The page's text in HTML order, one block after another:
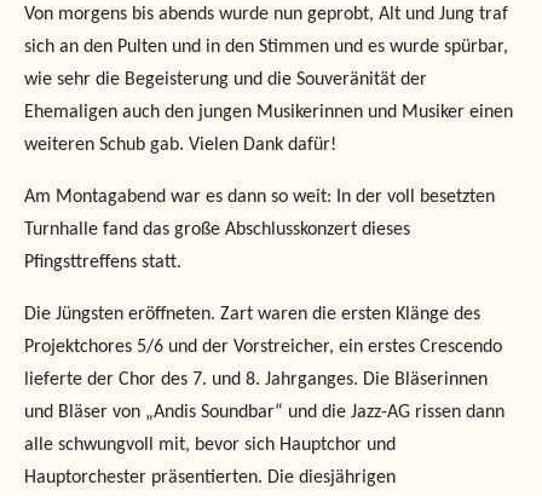
Von morgens bis abends wurde nun geprobt, Alt und Jung traf
sich an den Pulten und in den Stimmen und es wurde spürbar,
wie sehr die Begeisterung und die Souveränität der
Ehemaligen auch den jungen Musikerinnen und Musiker einen
weiteren Schub gab. Vielen Dank dafür!
Am Montagabend war es dann so weit: In der voll besetzten
Turnhalle fand das große Abschlusskonzert dieses
Pfingsttreffens statt.
Die Jüngsten eröffneten. Zart waren die ersten Klänge des
Projektchores 5/6 und der Vorstreicher, ein erstes Crescendo
lieferte der Chor des 7. und 8. Jahrganges. Die Bläserinnen
und Bläser von „Andis Soundbar“ und die Jazz-AG rissen dann
alle schwungvoll mit, bevor sich Hauptchor und
Hauptorchester präsentierten. Die diesjährigen